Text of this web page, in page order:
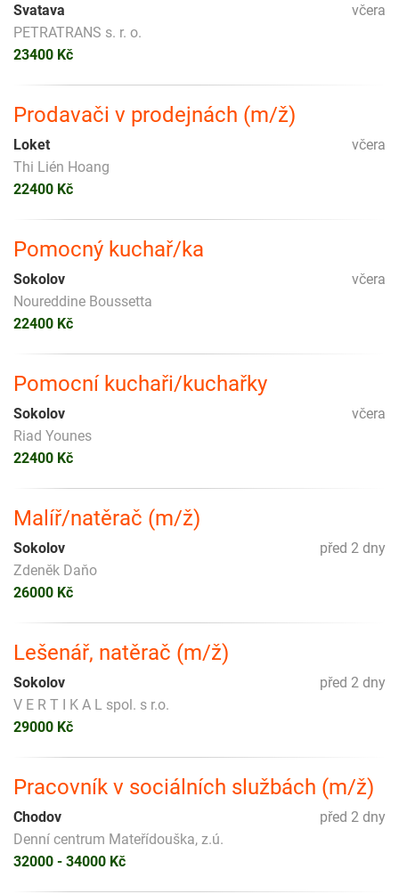
včera
Svatava
PETRATRANS s. r. o.
23400 Kč
Prodavači v prodejnách (m/ž)
včera
Loket
Thi Lién Hoang
22400 Kč
Pomocný kuchař/ka
včera
Sokolov
Noureddine Boussetta
22400 Kč
Pomocní kuchaři/kuchařky
včera
Sokolov
Riad Younes
22400 Kč
Malíř/natěrač (m/ž)
před 2 dny
Sokolov
Zdeněk Daňo
26000 Kč
Lešenář, natěrač (m/ž)
před 2 dny
Sokolov
V E R T I K A L spol. s r.o.
29000 Kč
Pracovník v sociálních službách (m/ž)
před 2 dny
Chodov
Denní centrum Mateřídouška, z.ú.
32000 - 34000 Kč